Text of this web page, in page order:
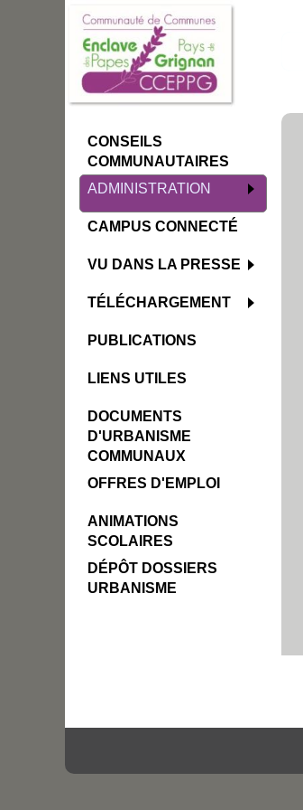
CONSEILS
COMMUNAUTAIRES
ADMINISTRATION
CAMPUS CONNECTÉ
VU DANS LA PRESSE
TÉLÉCHARGEMENT
PUBLICATIONS
LIENS UTILES
DOCUMENTS
D'URBANISME
COMMUNAUX
OFFRES D'EMPLOI
ANIMATIONS
SCOLAIRES
DÉPÔT DOSSIERS
URBANISME